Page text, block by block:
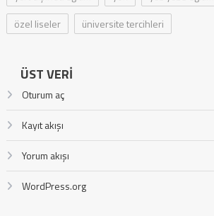
özel liseler
üniversite tercihleri
ÜST VERI
Oturum aç
Kayıt akışı
Yorum akışı
WordPress.org